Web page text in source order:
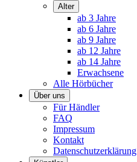
Alter
ab 3 Jahre
ab 6 Jahre
ab 9 Jahre
ab 12 Jahre
ab 14 Jahre
Erwachsene
Alle Hörbücher
Über uns
Für Händler
FAQ
Impressum
Kontakt
Datenschutzerklärung